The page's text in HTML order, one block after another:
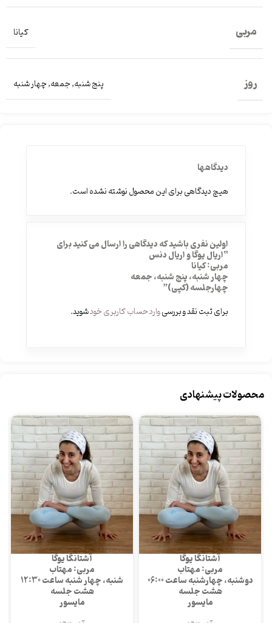
مربی کیانا
روز پنج شنبه,جمعه,چهار شنبه
دیدگاهها
هیچ دیدگاهی برای این محصول نوشته نشده است.
اولین نفری باشید که دیدگاهی را ارسال می کنید برای
“اریال یوگا و اریال دنس
مربی: کیانا
چهار شنبه، پنج شنبه، جمعه
چهارجلسه (کپی)”
برای ثبت نقد و بررسیوارد حساب کاربری خودشوید.
محصولات پیشنهادی
آشتانگا یوگا
مربی: مهتاب
دوشنبه، چهارشنبه ساعت 06:00
هشت جلسه
مایسور
آشتانگا یوگا
مربی: مهتاب
شنبه، چهار شنبه ساعت 12:30
هشت جلسه
مایسور